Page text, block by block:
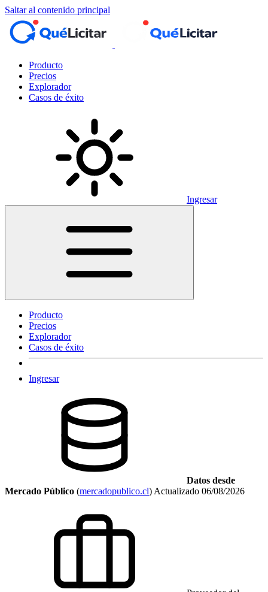
Saltar al contenido principal
Producto
Precios
Explorador
Casos de éxito
Ingresar
Producto
Precios
Explorador
Casos de éxito
Ingresar
Datos desde
Mercado Público (mercadopublico.cl) Actualizado 06/08/2026